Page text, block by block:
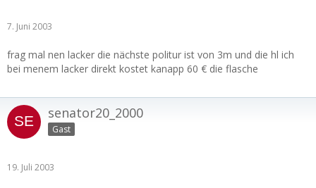
7. Juni 2003
frag mal nen lacker die nächste politur ist von 3m und die hl ich
bei menem lacker direkt kostet kanapp 60 € die flasche
senator20_2000
Gast
19. Juli 2003